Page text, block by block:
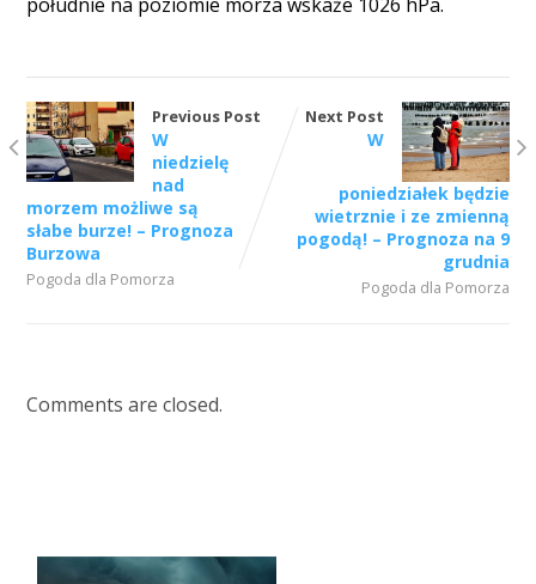
Previous Post
W
niedzielę
nad
morzem możliwe są
słabe burze! – Prognoza
Burzowa
Pogoda dla Pomorza
Next Post
W
poniedziałek będzie
wietrznie i ze zmienną
pogodą! – Prognoza na 9
grudnia
Pogoda dla Pomorza
Comments are closed.